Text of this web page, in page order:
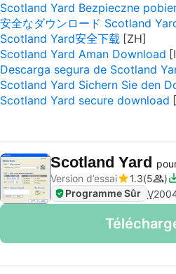
Scotland Yard Bezpieczne
安全なダウンロード Scotland
Scotland Yard安全下载
Scotland Yard Aman Download
Descarga segura de Scotland
Scotland Yard Sichern Sie den
Scotland Yard secure download
Scotland Yard
Version d’essai
1.3 5
Programme Sûr V